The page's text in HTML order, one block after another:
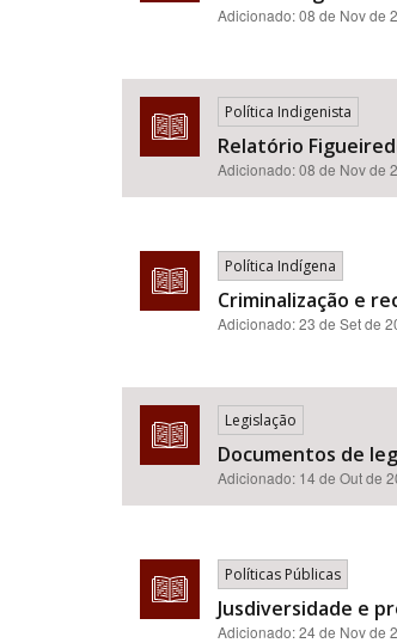
Adicionado:08 de Nov de
Política Indigenista
Relatório
Adicionado:08 de Nov de
Política Indígena
Criminalização e
Adicionado:23 de Set de
Legislação
Documentos de
Adicionado: 14 de Out de
Políticas Públicas
Jusdiversidade e
Adicionado:24 de Nov de